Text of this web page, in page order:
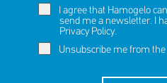
I agree that Hamogelo
send me a newsletter. I
Privacy Policy.
Unsubscribe me from